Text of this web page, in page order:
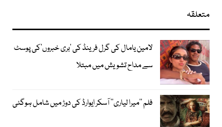
متعلقہ
لامین یامال کی گرل فرینڈ کی ’بری خبروں‘کی پوسٹ
سے مداح تشویش میں مبتلا
فلم ’’میرا لیاری‘‘ آسکر ایوارڈ کی دوڑ میں شامل ہوگئی